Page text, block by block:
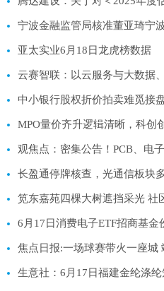
亚太实业6月18日龙虎榜数据
中小银行股权折价拍卖难觅接
观焦点：密集公告！PCB、电
笕东嘉苑四棵大树遮挡采光 社
焦点日报:一场球赛带火一座城
生意社：6月17日福建金纶涤